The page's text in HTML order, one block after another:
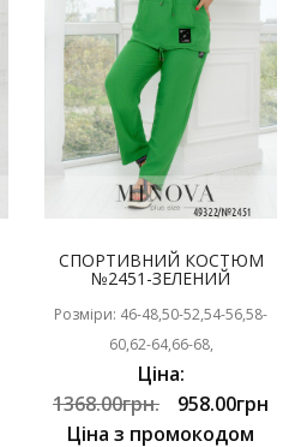
СПОРТИВНИЙ КОСТЮМ
№2451-ЗЕЛЕНИЙ
Розміри: 46-48,50-52,54-56,58-
60,62-64,66-68,
Ціна:
1368.00грн.
958.00грн
Ціна з промокодом